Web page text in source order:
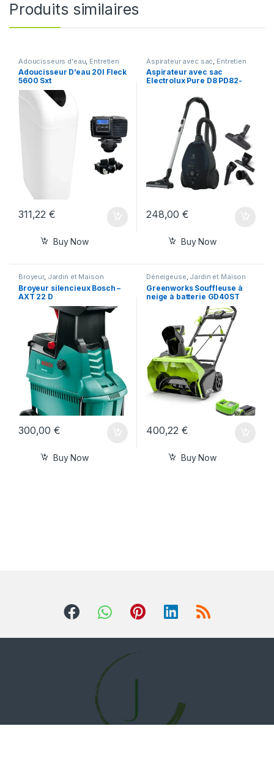
Produits similaires
Adoucisseurs d'eau Entretien
maison, Jardin et Maison
Adoucisseur D’eau 20l Fleck
5600 Sxt
311,22€
Buy Now
Aspirateur avec sac Entretien
maison, Jardin et Maison
Aspirateur avec sac
Electrolux Pure D8 PD82-
248,00€
Buy Now
Broyeur, Jardin et Maison
Broyeur silencieux Bosch –
AXT 22 D
300,00€
Buy Now
Déneigeuse, Jardin et Maison
Greenworks Souffleuse à
neige à batterie GD40ST
400,22€
Buy Now